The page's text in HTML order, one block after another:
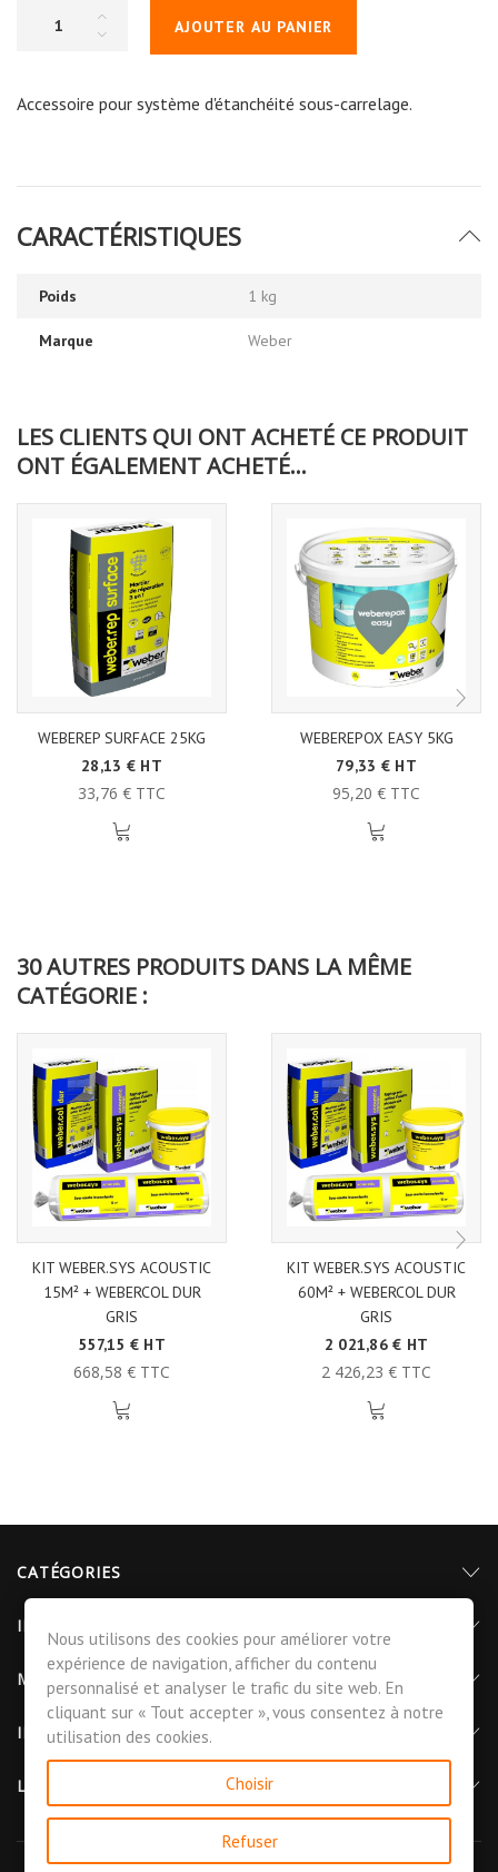
AJOUTER AU PANIER
Accessoire pour système d'étanchéité sous-carrelage.
CARACTÉRISTIQUES
Poids 1 kg
Marque Weber
LES CLIENTS QUI ONT ACHETÉ CE PRODUIT
ONT ÉGALEMENT ACHETÉ...
WEBEREP SURFACE 25KG
28,13 € HT
33,76 € TTC
WEBEREPOX EASY 5KG
79,33 € HT
95,20 € TTC
30 AUTRES PRODUITS DANS LA MÊME
CATÉGORIE :
KIT WEBER.SYS ACOUSTIC
15M² + WEBERCOL DUR
GRIS
557,15 € HT
668,58 € TTC
KIT WEBER.SYS ACOUSTIC
60M² + WEBERCOL DUR
GRIS
2 021,86 € HT
2 426,23 € TTC
CATÉGORIES
INFORMATIONS
MON COMPTE
INFORMATIONS DE CONTACT
LETTRE D'INFORMATIONS
Nous utilisons des cookies pour améliorer votre
expérience de navigation, afficher du contenu
personnalisé et analyser le trafic du site web. En
cliquant sur « Tout accepter », vous consentez à notre
utilisation des cookies.
Choisir
Refuser